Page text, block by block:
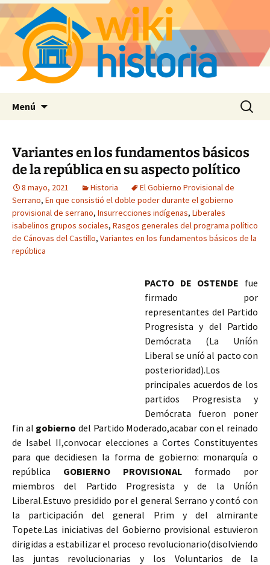
Menú Buscar:
Variantes en los fundamentos básicos
de la república en su aspecto político
8 mayo, 2021 Historia
El Gobierno Provisional de
Serrano, En que consistió el doble poder durante el gobierno
provisional de serrano, Insurrecciones indígenas, Liberales
isabelinos grupos sociales, Rasgos generales del programa político
de Cánovas del Castillo, Variantes en los fundamentos básicos de la
república
PACTO DE OSTENDE fue
firmado por
representantes del Partido
Progresista y del Partido
Demócrata (La Uníón
Liberal se uníó al pacto con
posterioridad).Los
principales acuerdos de los
partidos Progresista y
Demócrata fueron poner
fin al gobierno del Partido Moderado,acabar con el reinado
de Isabel II,convocar elecciones a Cortes Constituyentes
para que decidiesen la forma de gobierno: monarquía o
república GOBIERNO PROVISIONAL formado por
miembros del Partido Progresista y de la Uníón
Liberal.Estuvo presidido por el general Serrano y contó con
la participación del general Prim y del almirante
Topete.Las iniciativas del Gobierno provisional estuvieron
dirigidas a estabilizar el proceso revolucionario(disolviendo
las juntas revolucionarias y los Voluntarios de la